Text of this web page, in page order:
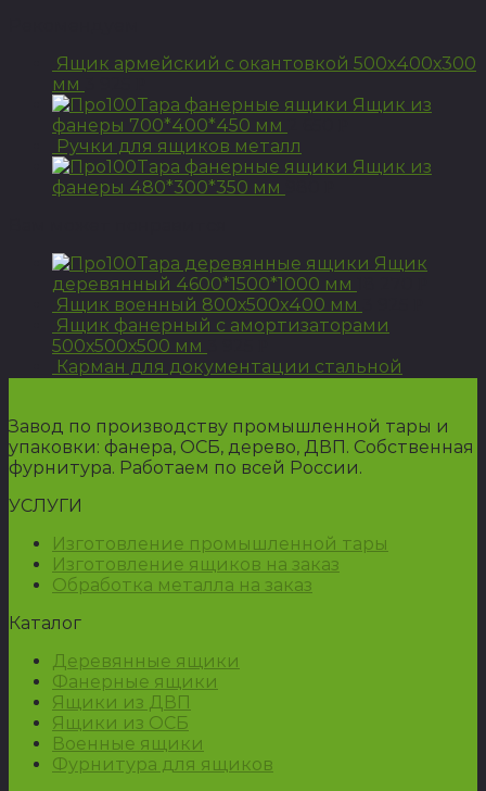
Ящик армейский с окантовкой 500х400х300
мм
Ящик из
фанеры 700*400*450 мм
Ручки для ящиков металл
Ящик из
фанеры 480*300*350 мм
Ящик
деревянный 4600*1500*1000 мм
Ящик военный 800х500х400 мм
Ящик фанерный с амортизаторами
500х500х500 мм
Карман для документации стальной
Завод по производству промышленной тары и
упаковки: фанера, ОСБ, дерево, ДВП. Собственная
фурнитура. Работаем по всей России.
УСЛУГИ
Изготовление промышленной тары
Изготовление ящиков на заказ
Обработка металла на заказ
Каталог
Деревянные ящики
Фанерные ящики
Ящики из ДВП
Ящики из ОСБ
Военные ящики
Фурнитура для ящиков